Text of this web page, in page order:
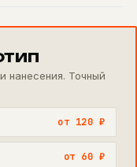
нанесения. Точный
от 120 ₽
от 60 ₽